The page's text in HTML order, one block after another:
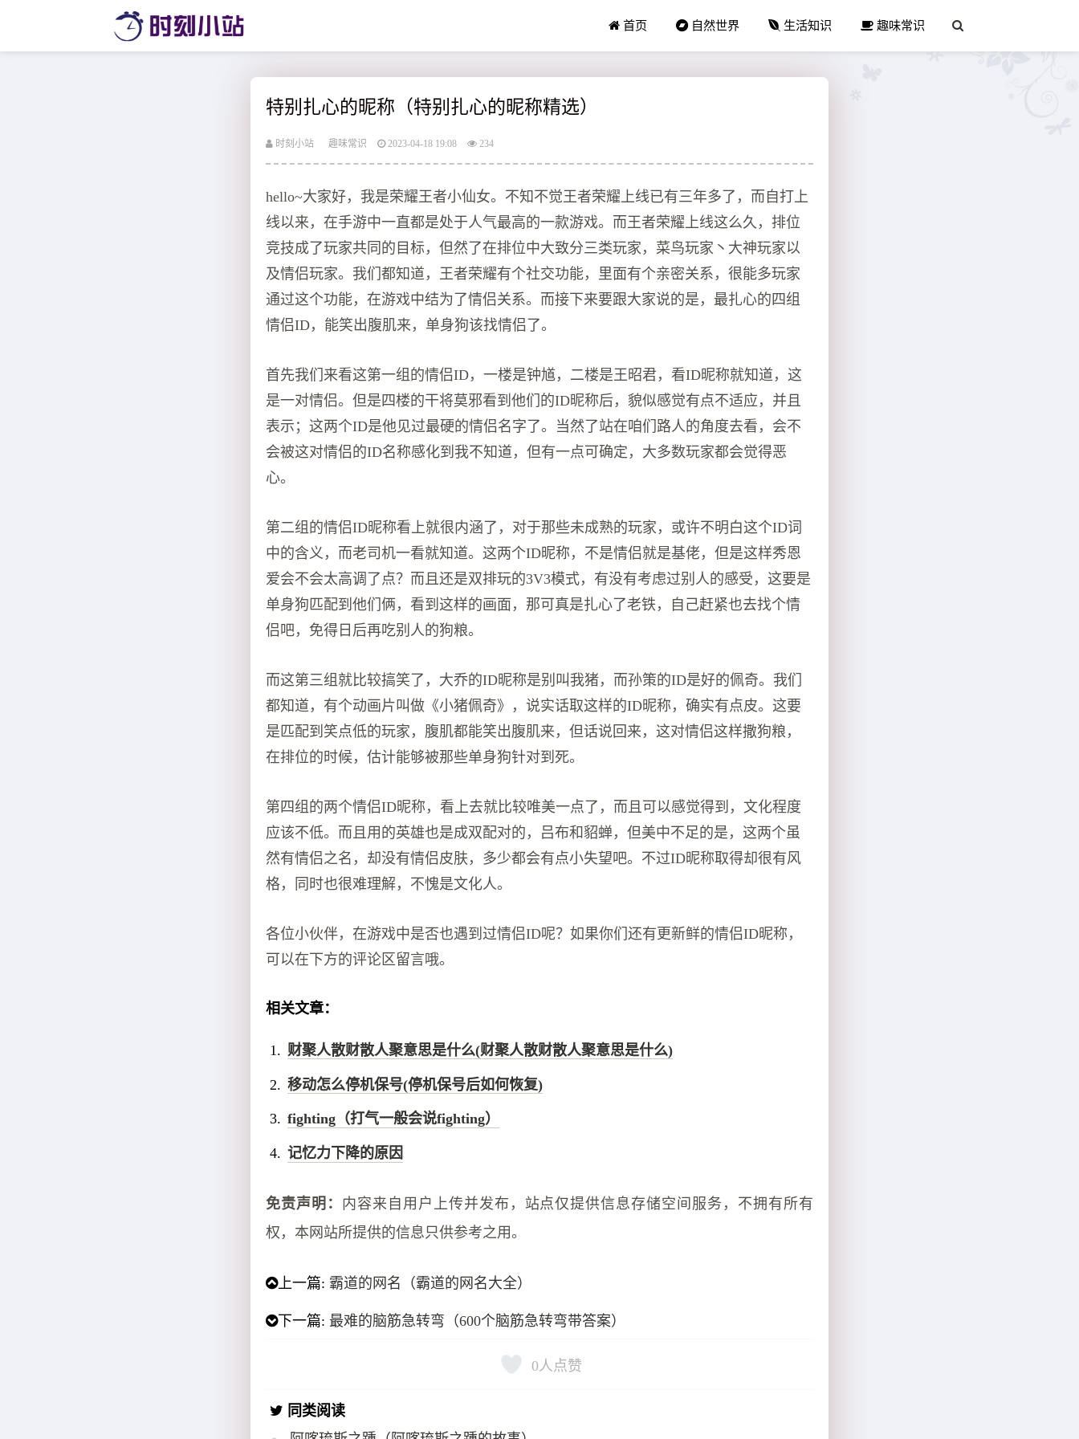
首页 自然世界 生活知识 趣味常识
特别扎心的昵称（特别扎心的昵称精选）
时刻小站 趣味常识 2023-04-18 19:08 234
hello~大家好，我是荣耀王者小仙女。不知不觉王者荣耀上线已有三年多了，而自打上
线以来，在手游中一直都是处于人气最高的一款游戏。而王者荣耀上线这么久，排位
竞技成了玩家共同的目标，但然了在排位中大致分三类玩家，菜鸟玩家丶大神玩家以
及情侣玩家。我们都知道，王者荣耀有个社交功能，里面有个亲密关系，很能多玩家
通过这个功能，在游戏中结为了情侣关系。而接下来要跟大家说的是，最扎心的四组
情侣ID，能笑出腹肌来，单身狗该找情侣了。
首先我们来看这第一组的情侣ID，一楼是钟馗，二楼是王昭君，看ID昵称就知道，这
是一对情侣。但是四楼的干将莫邪看到他们的ID昵称后，貌似感觉有点不适应，并且
表示；这两个ID是他见过最硬的情侣名字了。当然了站在咱们路人的角度去看，会不
会被这对情侣的ID名称感化到我不知道，但有一点可确定，大多数玩家都会觉得恶
心。
第二组的情侣ID昵称看上就很内涵了，对于那些未成熟的玩家，或许不明白这个ID词
中的含义，而老司机一看就知道。这两个ID昵称，不是情侣就是基佬，但是这样秀恩
爱会不会太高调了点？而且还是双排玩的3V3模式，有没有考虑过别人的感受，这要是
单身狗匹配到他们俩，看到这样的画面，那可真是扎心了老铁，自己赶紧也去找个情
侣吧，免得日后再吃别人的狗粮。
而这第三组就比较搞笑了，大乔的ID昵称是别叫我猪，而孙策的ID是好的佩奇。我们
都知道，有个动画片叫做《小猪佩奇》，说实话取这样的ID昵称，确实有点皮。这要
是匹配到笑点低的玩家，腹肌都能笑出腹肌来，但话说回来，这对情侣这样撒狗粮，
在排位的时候，估计能够被那些单身狗针对到死。
第四组的两个情侣ID昵称，看上去就比较唯美一点了，而且可以感觉得到，文化程度
应该不低。而且用的英雄也是成双配对的，吕布和貂蝉，但美中不足的是，这两个虽
然有情侣之名，却没有情侣皮肤，多少都会有点小失望吧。不过ID昵称取得却很有风
格，同时也很难理解，不愧是文化人。
各位小伙伴，在游戏中是否也遇到过情侣ID呢？如果你们还有更新鲜的情侣ID昵称，
可以在下方的评论区留言哦。
相关文章：
财聚人散财散人聚意思是什么(财聚人散财散人聚意思是什么)
移动怎么停机保号(停机保号后如何恢复)
fighting（打气一般会说fighting）
记忆力下降的原因
免责声明： 内容来自用户上传并发布，站点仅提供信息存储空间服务，不拥有所有
权，本网站所提供的信息只供参考之用。
上一篇: 霸道的网名（霸道的网名大全）
下一篇:最难的脑筋急转弯（600个脑筋急转弯带答案）
0人点赞
同类阅读